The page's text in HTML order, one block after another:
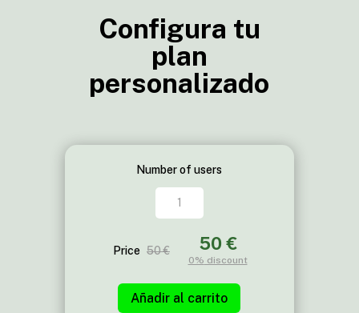
Configura tu
plan
personalizado
Number of users
PlotMan
cantidad
Price 50 € 50 €
0% discount
Añadir al carrito